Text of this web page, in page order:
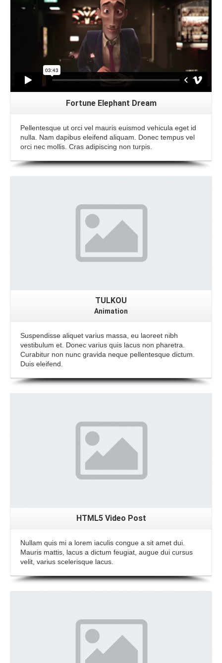
Fortune Elephant Dream
Pellentesque ut orci vel mauris euismod vehicula eget id
nulla. Nam dapibus eleifend aliquam. Donec tempus vel
orci nec mollis. Cras adipiscing non turpis.
TULKOU
Animation
Suspendisse aliquet varius massa, eu laoreet nibh
vestibulum et. Donec varius quis lacus non pharetra.
Curabitur non nunc gravida neque pellentesque dictum.
Duis eleifend.
HTML5 Video Post
Nullam quis mi a lorem iaculis congue a sit amet dui.
Mauris mattis, lacus a dictum feugiat, augue dui cursus
velit, varius scelerisque lacus.